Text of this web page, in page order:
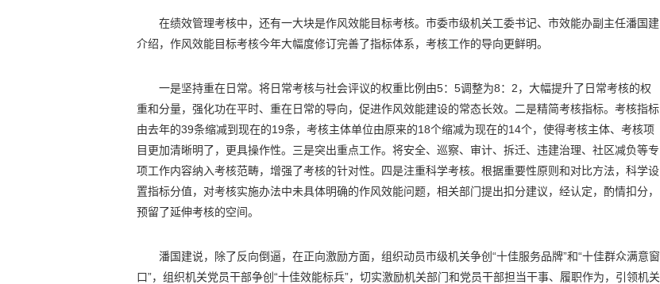
在绩效管理考核中，还有一大块是作风效能目标考核。市委市级机关工委书记、市效能办副主任潘国建
介绍，作风效能目标考核今年大幅度修订完善了指标体系，考核工作的导向更鲜明。
一是坚持重在日常。将日常考核与社会评议的权重比例由5：5调整为8：2，大幅提升了日常考核的权
重和分量，强化功在平时、重在日常的导向，促进作风效能建设的常态长效。二是精简考核指标。考核指标
由去年的39条缩减到现在的19条，考核主体单位由原来的18个缩减为现在的14个，使得考核主体、考核项
目更加清晰明了，更具操作性。三是突出重点工作。将安全、巡察、审计、拆迁、违建治理、社区减负等专
项工作内容纳入考核范畴，增强了考核的针对性。四是注重科学考核。根据重要性原则和对比方法，科学设
置指标分值，对考核实施办法中未具体明确的作风效能问题，相关部门提出扣分建议，经认定，酌情扣分，
预留了延伸考核的空间。
潘国建说，除了反向倒逼，在正向激励方面，组织动员市级机关争创“十佳服务品牌”和“十佳群众满意窗
口”，组织机关党员干部争创“十佳效能标兵”，切实激励机关部门和党员干部担当干事、履职作为，引领机关